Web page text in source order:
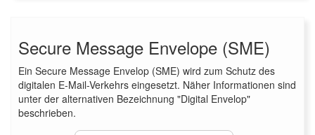
Secure Message Envelope (SME)
Ein Secure Message Envelop (SME) wird zum Schutz des
digitalen E-Mail-Verkehrs eingesetzt. Näher Informationen sind
unter der alternativen Bezeichnung "Digital Envelop"
beschrieben.